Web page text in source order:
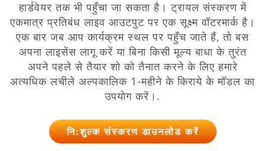
हार्डवेयर तक भी पहुँचा जा सकता है। ट्रायल संस्करण में
एकमात्र प्रतिबंध लाइव आउटपुट पर एक सूक्ष्म वॉटरमार्क है।
एक बार जब आप कार्यक्रम स्थल पर पहुँच जाते हैं, तो बस
अपना लाइसेंस लागू करें या बिना किसी मूल्य बाधा के तुरंत
अपने पहले से तैयार शो को तैनात करने के लिए हमारे
अत्यधिक लचीले अल्पकालिक 1-महीने के किराये के मॉडल का
उपयोग करें।.
नि:शुल्क संस्करण डाउनलोड करें